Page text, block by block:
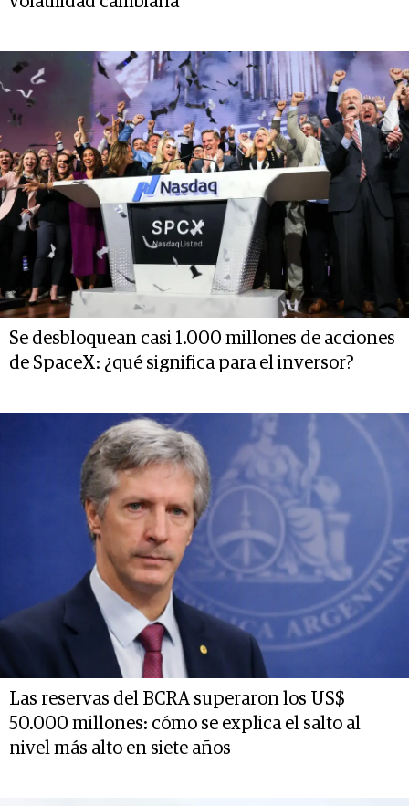
Se desbloquean casi 1.000 millones de acciones
de SpaceX: ¿qué significa para el inversor?
Las reservas del BCRA superaron los US$
50.000 millones: cómo se explica el salto al
nivel más alto en siete años